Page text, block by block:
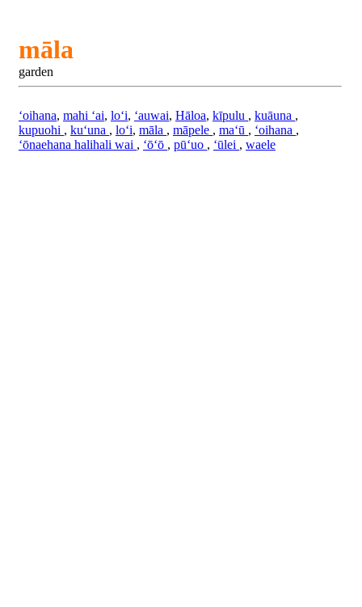
māla
garden
ʻoihana, mahi ʻai, loʻi, ʻauwai, Hāloa, kīpulu , kuāuna ,
kupuohi , kuʻuna , loʻi, māla , māpele , maʻū , ʻoihana ,
ʻōnaehana halihali wai , ʻōʻō , pūʻuo , ʻūlei , waele